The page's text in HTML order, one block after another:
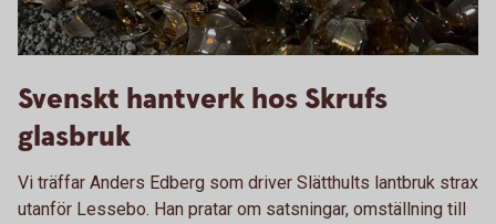
Svenskt hantverk hos Skrufs
glasbruk
Vi träffar Anders Edberg som driver Slätthults lantbruk strax
utanför Lessebo. Han pratar om satsningar, omställning till